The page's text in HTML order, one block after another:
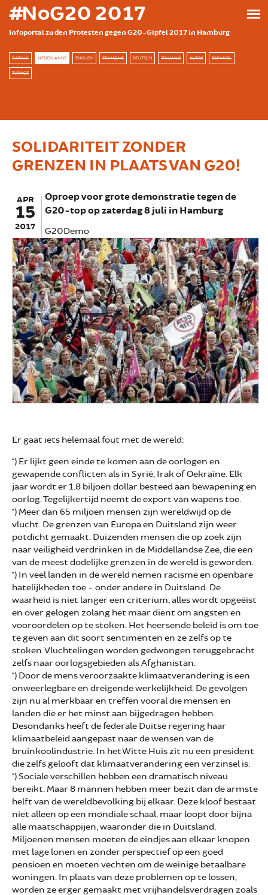
Skip to main content
#NoG20 2017
Infoportal zu den Protesten gegen G20-Gipfel 2017 in Hamburg
CATALÀ NEDERLANDS ENGLISH FRANÇAIS DEUTSCH ITALIANO KURDÎ ESPAÑOL
TÜRKÇE
SOLIDARITEIT ZONDER
GRENZEN IN PLAATS VAN G20!
APR
15
2017
Oproep voor grote demonstratie tegen de
G20-top op zaterdag 8 juli in Hamburg
G20Demo
Er gaat iets helemaal fout met de wereld:
*) Er lijkt geen einde te komen aan de oorlogen en
gewapende conflicten als in Syrië, Irak of Oekraïne. Elk
jaar wordt er 1.8 biljoen dollar besteed aan bewapening en
oorlog. Tegelijkertijd neemt de export van wapens toe.
*) Meer dan 65 miljoen mensen zijn wereldwijd op de
vlucht. De grenzen van Europa en Duitsland zijn weer
potdicht gemaakt. Duizenden mensen die op zoek zijn
naar veiligheid verdrinken in de Middellandse Zee, die een
van de meest dodelijke grenzen in de wereld is geworden.
*) In veel landen in de wereld nemen racisme en openbare
hatelijkheden toe - onder andere in Duitsland. De
waarheid is niet langer een criterium; alles wordt opgeëist
en over gelogen zolang het maar dient om angsten en
vooroordelen op te stoken. Het heersende beleid is om toe
te geven aan dit soort sentimenten en ze zelfs op te
stoken. Vluchtelingen worden gedwongen teruggebracht
zelfs naar oorlogsgebieden als Afghanistan.
*) Door de mens veroorzaakte klimaatverandering is een
onweerlegbare en dreigende werkelijkheid. De gevolgen
zijn nu al merkbaar en treffen vooral die mensen en
landen die er het minst aan bijgedragen hebben.
Desondanks heeft de federale Duitse regering haar
klimaatbeleid aangepast naar de wensen van de
bruinkoolindustrie. In het Witte Huis zit nu een president
die zelfs gelooft dat klimaatverandering een verzinsel is.
*) Sociale verschillen hebben een dramatisch niveau
bereikt. Maar 8 mannen hebben meer bezit dan de armste
helft van de wereldbevolking bij elkaar. Deze kloof bestaat
niet alleen op een mondiale schaal, maar loopt door bijna
alle maatschappijen, waaronder die in Duitsland.
Miljoenen mensen moeten de eindjes aan elkaar knopen
met lage lonen en zonder perspectief op een goed
pensioen en moeten vechten om de weinige betaalbare
woningen. In plaats van deze problemen op te lossen,
worden ze erger gemaakt met vrijhandelsverdragen zoals